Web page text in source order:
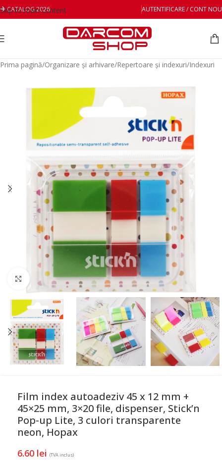
Skip to main content
CATALOG 2026 AUTENTIFICARE / CONT NOU
Prima pagină/Organizare și arhivare/Repertoare și indexuri/Indexuri
Mareste
Film index autoadeziv 45 x 12 mm +
45×25 mm, 3×20 file, dispenser, Stick’n
Pop-up Lite, 3 culori transparente
neon, Hopax
6.60 lei (TVA inclus)